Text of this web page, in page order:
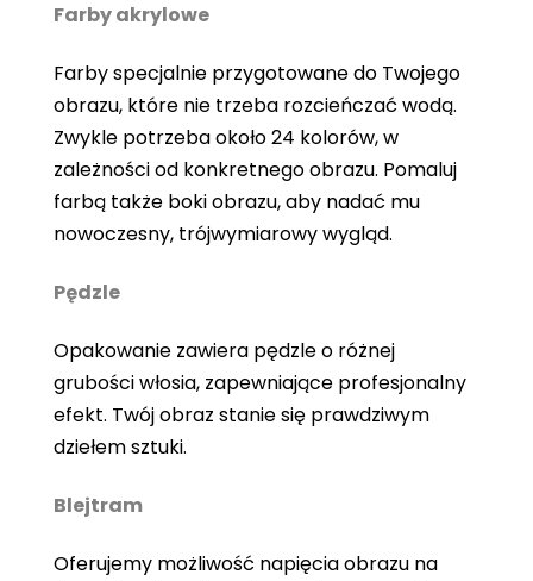
Farby akrylowe
Farby specjalnie przygotowane do Twojego
obrazu, które nie trzeba rozcieńczać wodą.
Zwykle potrzeba około 24 kolorów, w
zależności od konkretnego obrazu. Pomaluj
farbą także boki obrazu, aby nadać mu
nowoczesny, trójwymiarowy wygląd.
Pędzle
Opakowanie zawiera pędzle o różnej
grubości włosia, zapewniające profesjonalny
efekt. Twój obraz stanie się prawdziwym
dziełem sztuki.
Blejtram
Oferujemy możliwość napięcia obrazu na